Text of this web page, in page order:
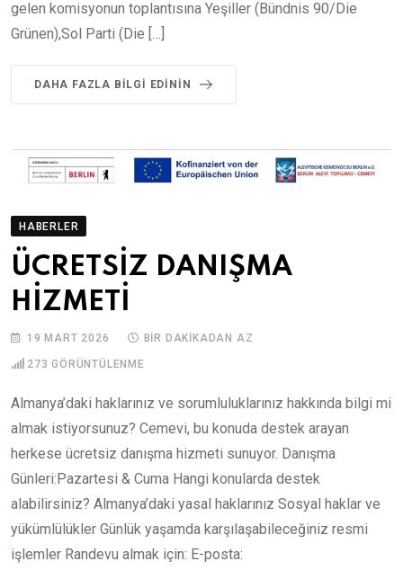
gelen komisyonun toplantısına Yeşiller (Bündnis 90/Die
Grünen),Sol Parti (Die […]
DAHA FAZLA BILGI EDININ
HABERLER
ÜCRETSİZ DANIŞMA
HİZMETİ
19 MART 2026 BIR DAKIKADAN AZ
273 GÖRÜNTÜLENME
Almanya’daki haklarınız ve sorumluluklarınız hakkında bilgi mi
almak istiyorsunuz? Cemevi, bu konuda destek arayan
herkese ücretsiz danışma hizmeti sunuyor. Danışma
Günleri:Pazartesi & Cuma Hangi konularda destek
alabilirsiniz? Almanya’daki yasal haklarınız Sosyal haklar ve
yükümlülükler Günlük yaşamda karşılaşabileceğiniz resmi
işlemler Randevu almak için: E-posta: